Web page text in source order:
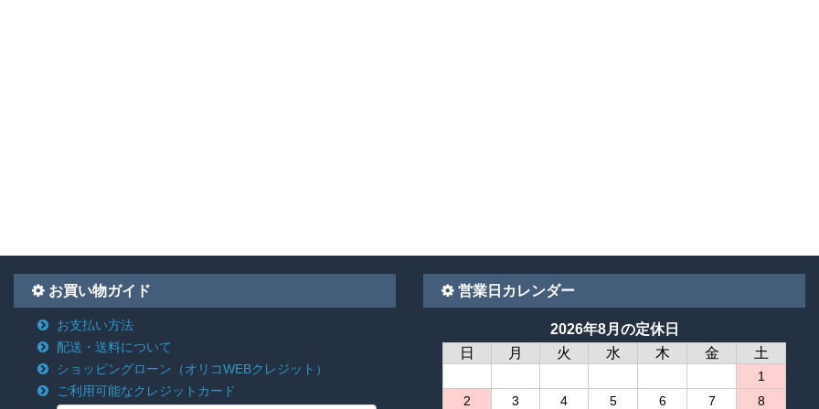
お買い物ガイド
お支払い方法
配送・送料について
ショッピングローン （オリコWEBクレジット）
ご利用可能なクレジットカード
営業日カレンダー
2026年8月の定休日
日
月 火 水 木 金 土
1
2
3 4 5 6 7 8